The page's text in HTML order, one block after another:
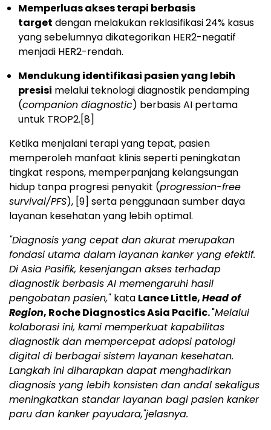
Memperluas akses terapi berbasis
target dengan melakukan reklasifikasi 24% kasus
yang sebelumnya dikategorikan HER2-negatif
menjadi HER2-rendah.
Mendukung identifikasi pasien yang lebih
presisi melalui teknologi diagnostik pendamping
(companion diagnostic) berbasis AI pertama
untuk TROP2.[8]
Ketika menjalani terapi yang tepat, pasien
memperoleh manfaat klinis seperti peningkatan
tingkat respons, memperpanjang kelangsungan
hidup tanpa progresi penyakit (progression-free
survival/PFS), [9] serta penggunaan sumber daya
layanan kesehatan yang lebih optimal.
"Diagnosis yang cepat dan akurat merupakan
fondasi utama dalam layanan kanker yang efektif.
Di Asia Pasifik, kesenjangan akses terhadap
diagnostik berbasis AI memengaruhi hasil
pengobatan pasien," kata Lance Little,Head of
Region, Roche Diagnostics Asia Pacific."Melalui
kolaborasi ini, kami memperkuat kapabilitas
diagnostik dan mempercepat adopsi patologi
digital di berbagai sistem layanan kesehatan.
Langkah ini diharapkan dapat menghadirkan
diagnosis yang lebih konsisten dan andal sekaligus
meningkatkan standar layanan bagi pasien kanker
paru dan kanker payudara,"jelasnya.